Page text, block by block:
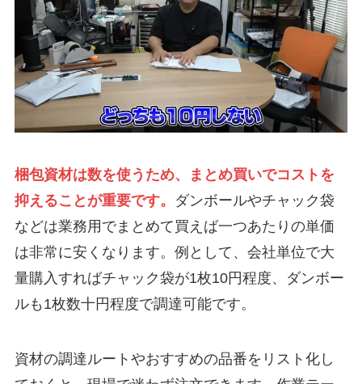
梱包資材は数を使うため、まとめ買いでコストを
抑えることが重要です。
ダンボールやチャック袋
などは業務用でまとめて買えば一つあたりの単価
は非常に安くなります。例として、会社単位で大
量購入すればチャック袋が1枚10円程度、ダンボー
ルも1枚数十円程度で調達可能です。
資材の調達ルートやおすすめの品番をリスト化し